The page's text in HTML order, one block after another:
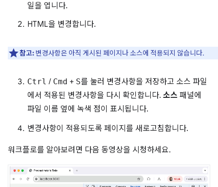
일을 엽니다.
HTML을 변경합니다.
참고: 변경사항은 아직 게시된 페이지나 소스에 적용되지 않습니다.
Ctrl / Cmd + S를 눌러 변경사항을 저장하고 소스 파일
에서 적용된 변경사항을 다시 확인합니다. 소스 패널에
파일 이름 옆에 녹색 점이 표시됩니다.
변경사항이 적용되도록 페이지를 새로고침합니다.
워크플로를 알아보려면 다음 동영상을 시청하세요.